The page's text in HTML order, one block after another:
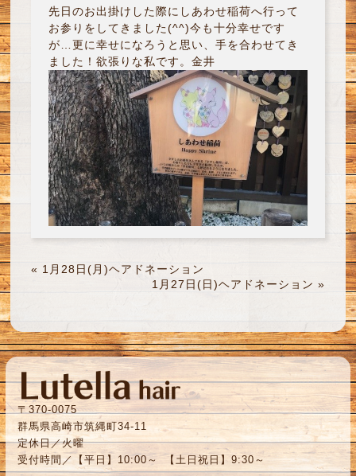
先日のお出掛けした際にしあわせ稲荷へ行って
お参りをしてきました(^^)今も十分幸せです
が…更に幸せになろうと思い、手を合わせてき
ました！欲張りな私です。金井
« 1月28日(月)ヘアドネーション
1月27日(日)ヘアドネーション »
〒370-0075
群馬県高崎市筑縄町34-11
定休日／火曜
受付時間／【平日】10:00～ 【土日祝日】9:30～